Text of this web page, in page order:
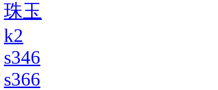
珠玉
k2
s346
s366